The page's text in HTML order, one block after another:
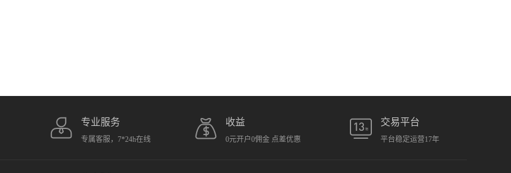
专业服务
专属客服，7*24h在线
收益
0元开户0佣金 点差优惠
交易平台
平台稳定运营17年